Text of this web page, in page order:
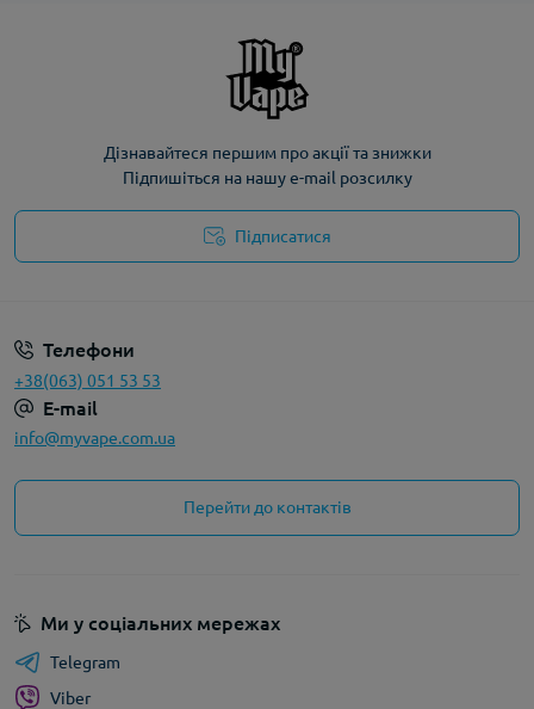
Дізнавайтеся першим про акції та знижки
Підпишіться на нашу e-mail розсилку
Підписатися
Телефони
+38(063) 051 53 53
E-mail
info@myvape.com.ua
Перейти до контактів
Ми у соціальних мережах
Telegram
Viber